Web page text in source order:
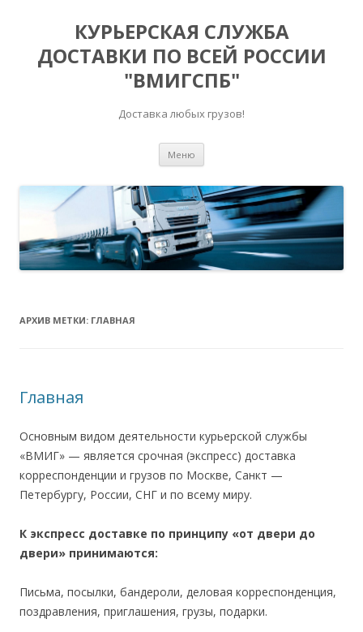
КУРЬЕРСКАЯ СЛУЖБА
ДОСТАВКИ ПО ВСЕЙ РОССИИ
"ВМИГСПБ"
Доставка любых грузов!
Меню
АРХИВ МЕТКИ: ГЛАВНАЯ
Главная
Основным видом деятельности курьерской службы
«ВМИГ» — является срочная (экспресс) доставка
корреспонденции и грузов по Москве, Санкт —
Петербургу, России, СНГ и по всему миру.
К экспресс доставке по принципу «от двери до
двери» принимаются:
Письма, посылки, бандероли, деловая корреспонденция,
поздравления, приглашения, грузы, подарки.